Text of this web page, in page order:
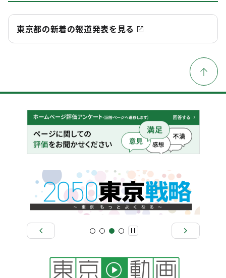
東京都の新着の報道発表を見る